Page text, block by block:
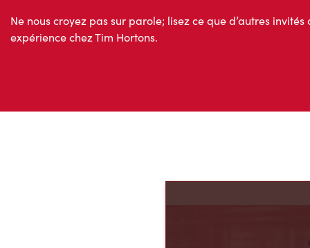
Ne nous croyez pas sur parole; lisez ce que d’autres
expérience chez Tim Hortons.